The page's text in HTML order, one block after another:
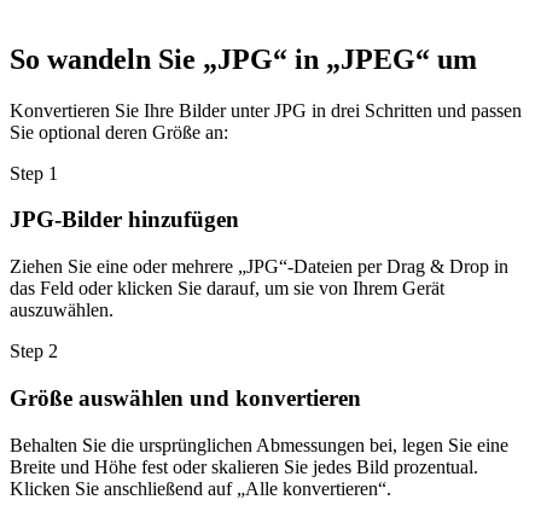
So wandeln Sie „JPG“ in „JPEG“ um
Konvertieren Sie Ihre Bilder unter JPG in drei Schritten und passen
Sie optional deren Größe an:
Step 1
JPG-Bilder hinzufügen
Ziehen Sie eine oder mehrere „JPG“-Dateien per Drag & Drop in
das Feld oder klicken Sie darauf, um sie von Ihrem Gerät
auszuwählen.
Step 2
Größe auswählen und konvertieren
Behalten Sie die ursprünglichen Abmessungen bei, legen Sie eine
Breite und Höhe fest oder skalieren Sie jedes Bild prozentual.
Klicken Sie anschließend auf „Alle konvertieren“.